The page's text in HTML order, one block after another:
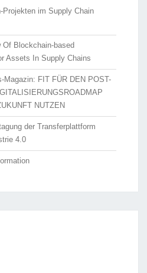
im Supply Chain
Of Blockchain-based
Assets In Supply Chains
Magazin: FIT FÜR DEN POST-
NUTZEN
der Transferplattform
4.0